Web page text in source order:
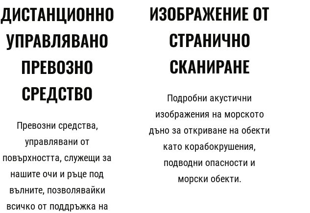
ДИСТАНЦИОННО
УПРАВЛЯВАНО
ПРЕВОЗНО
СРЕДСТВО
Превозни средства,
управлявани от
повърхността, служещи за
нашите очи и ръце под
вълните, позволявайки
всичко от поддръжка на
ИЗОБРАЖЕНИЕ ОТ
СТРАНИЧНО
СКАНИРАНЕ
Подробни акустични
изображения на морското
дъно за откриване на обекти
като корабокрушения,
подводни опасности и
морски обекти.